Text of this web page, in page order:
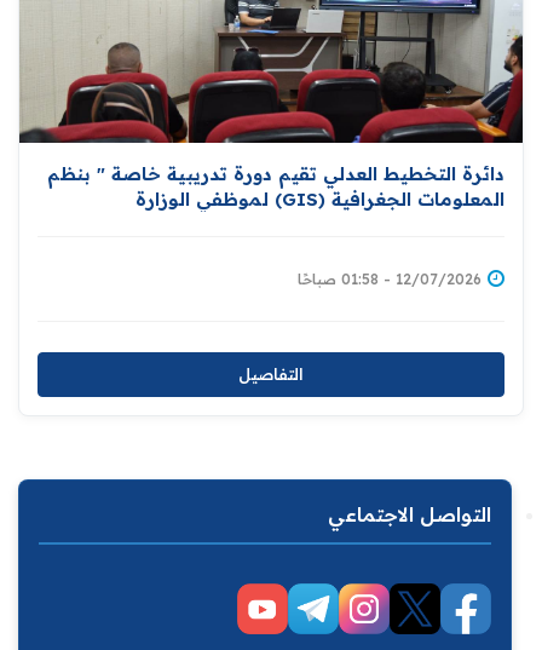
دائرة التخطيط العدلي تقيم دورة تدريبية خاصة " بنظم
المعلومات الجغرافية (GIS) لموظفي الوزارة
12/07/2026 - 01:58 صباحًا
التفاصيل
التواصل الاجتماعي